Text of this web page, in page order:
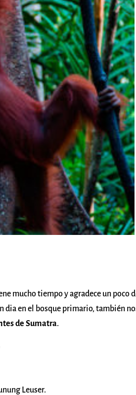
mucho tiempo y agradece un poco
dia en el bosque primario, también
de Sumatra.
Leuser.